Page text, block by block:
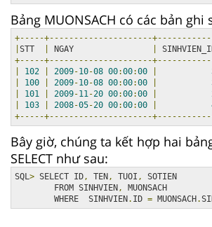
Bảng MUONSACH có các bản ghi
+-----+---------------------
STT NGAY
+-----+---------------------
102 2009-10-08 00:00:00
100 2009-10-08 00:00:00
101 2009-11 -20 00:00:00
103 2008-05-20 00:00:00
+-----+---------------------
Bây giờ, chúng ta kết hợp hai
SELECT như sau:
SQL > SELECT ID , TEN , TUOI ,
SOTIEN
        FROM SINHVIEN
,
MUONSACH
        WHERE  SINHVIEN
. ID = MUONSACH.